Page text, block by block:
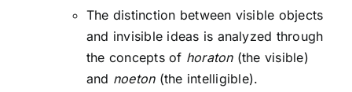
The distinction between visible objects
and invisible ideas is analyzed through
the concepts of horaton(the visible)
and noeton(the intelligible).